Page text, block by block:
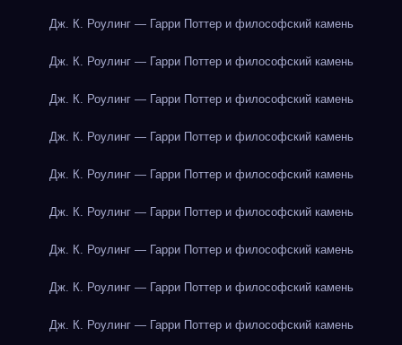
Дж. К. Роулинг — Гарри Поттер и философский камень
Дж. К. Роулинг — Гарри Поттер и философский камень
Дж. К. Роулинг — Гарри Поттер и философский камень
Дж. К. Роулинг — Гарри Поттер и философский камень
Дж. К. Роулинг — Гарри Поттер и философский камень
Дж. К. Роулинг — Гарри Поттер и философский камень
Дж. К. Роулинг — Гарри Поттер и философский камень
Дж. К. Роулинг — Гарри Поттер и философский камень
Дж. К. Роулинг — Гарри Поттер и философский камень